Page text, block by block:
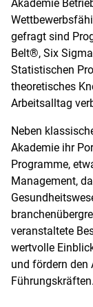
Akademie
gefragt sind
Belt®, Six
Statistischen
theoretisches
Arbeitsalltag
Neben
Akademie ihr
Programme,
Management,
veranstaltete
wertvolle
und fördern den
Führungskräften.